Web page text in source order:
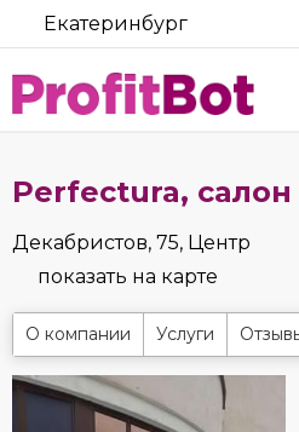
Екатеринбург
Perfectura, салон
Декабристов, 75, Центр
показать на карте
О компании Услуги